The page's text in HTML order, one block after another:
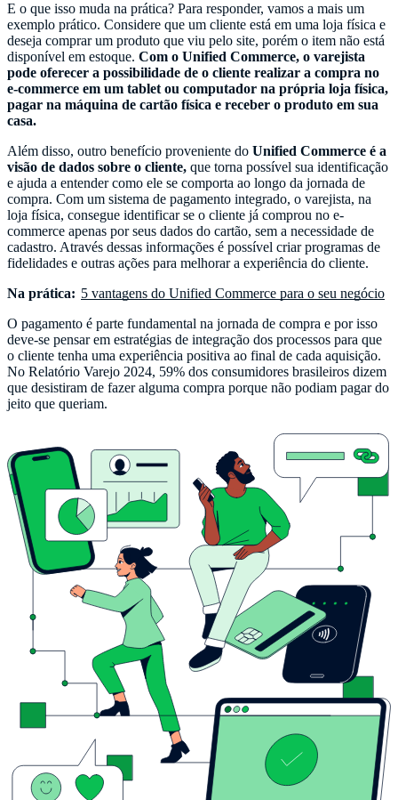
E o que isso muda na prática? Para responder, vamos a mais um
exemplo prático. Considere que um cliente está em uma loja física e
deseja comprar um produto que viu pelo site, porém o item não está
disponível em estoque. Com o Unified Commerce, o varejista
pode oferecer a possibilidade de o cliente realizar a compra no
e-commerce em um tablet ou computador na própria loja física,
pagar na máquina de cartão física e receber o produto em sua
casa.
Além disso, outro benefício proveniente do Unified Commerce é a
visão de dados sobre o cliente, que torna possível sua identificação
e ajuda a entender como ele se comporta ao longo da jornada de
compra. Com um sistema de pagamento integrado, o varejista, na
loja física, consegue identificar se o cliente já comprou no e-
commerce apenas por seus dados do cartão, sem a necessidade de
cadastro. Através dessas informações é possível criar programas de
fidelidades e outras ações para melhorar a experiência do cliente.
Na prática: 5 vantagens do Unified Commerce para o seu negócio
O pagamento é parte fundamental na jornada de compra e por isso
deve-se pensar em estratégias de integração dos processos para que
o cliente tenha uma experiência positiva ao final de cada aquisição.
No Relatório Varejo 2024, 59% dos consumidores brasileiros dizem
que desistiram de fazer alguma compra porque não podiam pagar do
jeito que queriam.